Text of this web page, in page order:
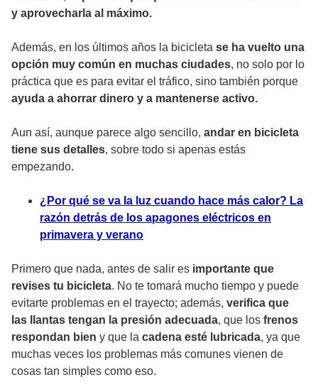
y aprovecharla al máximo.
Además, en los últimos años la bicicleta se ha vuelto una
opción muy común en muchas ciudades, no solo por lo
práctica que es para evitar el tráfico, sino también porque
ayuda a ahorrar dinero y a mantenerse activo.
Aun así, aunque parece algo sencillo, andar en bicicleta
tiene sus detalles, sobre todo si apenas estás
empezando.
¿Por qué se va la luz cuando hace más calor? La
razón detrás de los apagones eléctricos en
primavera y verano
Primero que nada, antes de salir es importante que
revises tu bicicleta. No te tomará mucho tiempo y puede
evitarte problemas en el trayecto; además, verifica que
las llantas tengan la presión adecuada, que los frenos
respondan bien y que la cadena esté lubricada, ya que
muchas veces los problemas más comunes vienen de
cosas tan simples como eso.